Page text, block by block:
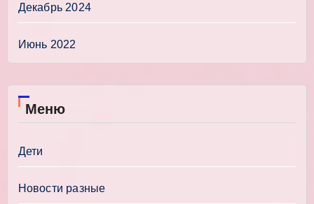
Декабрь 2024
Июнь 2022
Меню
Дети
Новости разные